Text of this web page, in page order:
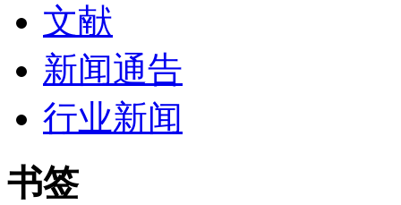
文献
新闻通告
行业新闻
书签